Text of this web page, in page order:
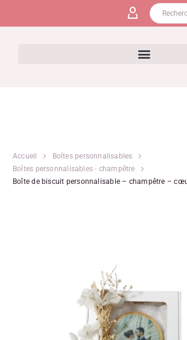
Accueil
Boîtes personnalisables
Boîtes personnalisables - champêtre
Boîte de biscuit personnalisable – champêtre –